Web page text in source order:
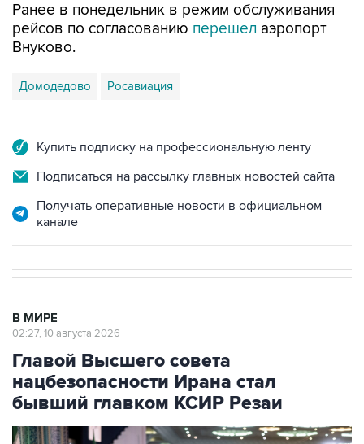
Ранее в понедельник в режим обслуживания
рейсов по согласованию перешел аэропорт
Внуково.
Домодедово Росавиация
Купить подписку на профессиональную ленту
Подписаться на рассылку главных новостей сайта
Получать оперативные новости в официальном
канале
В МИРЕ
02:27, 10 августа 2026
Главой Высшего совета
нацбезопасности Ирана стал
бывший главком КСИР Резаи